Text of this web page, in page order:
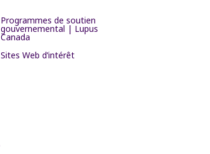
Programmes de soutien
gouvernemental | Lupus
Canada
Sites Web d’intérêt